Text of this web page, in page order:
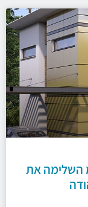
השלימה את